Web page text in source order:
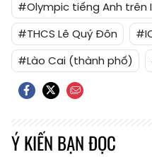
#Olympic tiếng Anh trên
#THCS Lê Quý Đôn
#Lào Cai (thành phố)
Ý KIẾN BẠN ĐỌC